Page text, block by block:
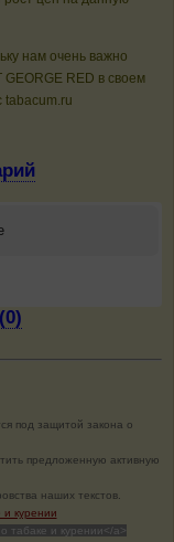
нам очень важно
RED в своем
tabacum.ru
под защитой закона о
предложенную активную
наших текстов.
и курении
табаке и курении</a>